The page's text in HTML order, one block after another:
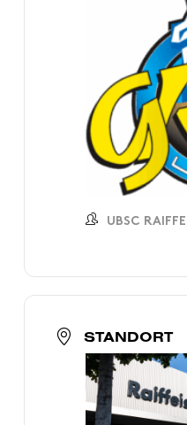
UBSC
STANDORT